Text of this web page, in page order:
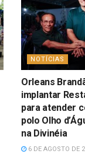
NOTÍCIAS
Orleans
implantar
para atender
polo Olho
na Divinéia
6 DE AGOSTO DE